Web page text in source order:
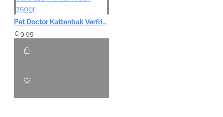
Pet Doctor Kattenbak Verfrisser - Pine Fresh 750gr
€ 9,95